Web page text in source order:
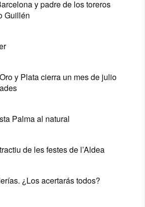
y padre de los toreros
Guillén
y Plata cierra un mes de julio
Palma al natural
de les festes de l’Aldea
¿Los acertarás todos?